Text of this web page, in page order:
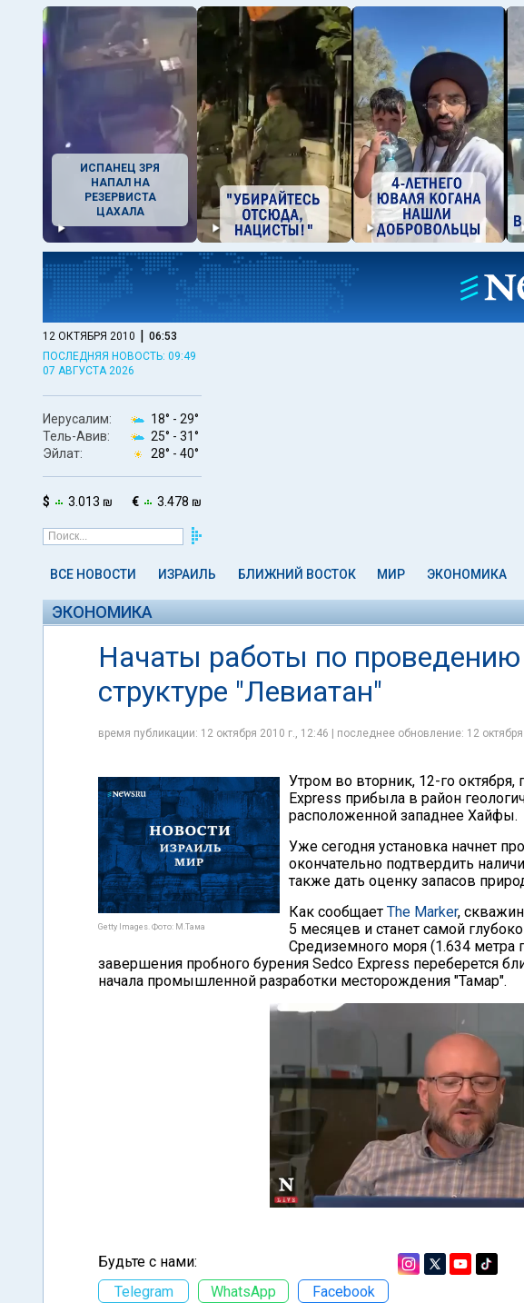
ИСПАНЕЦ ЗРЯ
НАПАЛ НА
РЕЗЕРВИСТА
ЦАХАЛА
12 ОКТЯБРЯ 2010 | 06:53
ПОСЛЕДНЯЯ НОВОСТЬ: 09:49
07 АВГУСТА 2026
Иерусалим: 18° - 29°
Тель-Авив:
25° - 31°
Эйлат:
28° - 40°
$ 3.013 ₪ € 3.478 ₪
ВСЕ НОВОСТИ ИЗРАИЛЬ БЛИЖНИЙ ВОСТОК МИР ЭКОНОМИКА
ЭКОНОМИКА
Начаты работы по проведению
структуре "Левиатан"
время публикации: 12 октября 2010 г., 12:46 | последнее обновление: 12
Getty Images. Фото: М.Тама
Утром во вторник, 12-го октября,
Express прибыла в район
расположенной западнее Хайфы.
Уже сегодня установка начнет
окончательно подтвердить
также дать оценку запасов
Как сообщает The Marker,
5 месяцев и станет самой
Средиземного моря (1.634 метра
завершения пробного бурения Sedco Express переберется
начала промышленной разработки месторождения "Тамар".
Будьте с нами:
Telegram
WhatsApp Facebook